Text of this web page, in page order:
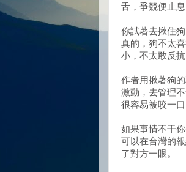
舌，爭競便止
你試著去揪住
真的，狗不太
小，不太敢反
作者用揪著狗
激動，去管理
很容易被咬一口
如果事情不干
可以在台灣的
了對方一眼。